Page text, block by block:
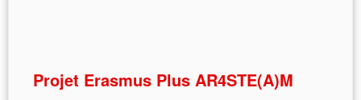
Projet Erasmus Plus AR4STE(A)M